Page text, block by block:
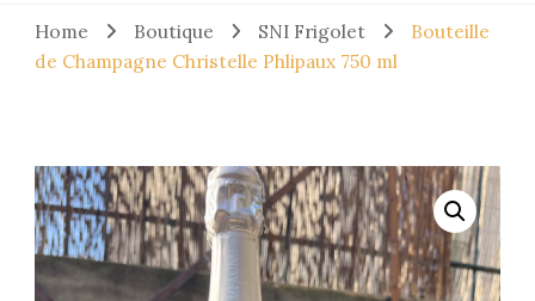
Votre panier est vide.
Home Boutique SNI Frigolet
Bouteille
de Champagne Christelle Phlipaux 750 ml